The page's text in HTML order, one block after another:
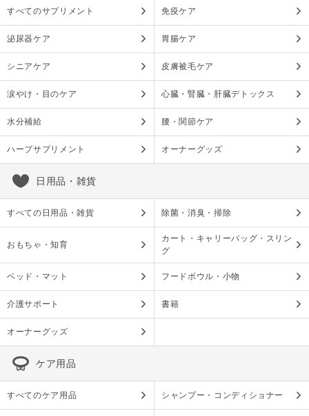
すべてのサプリメント 免疫ケア
泌尿器ケア 胃腸ケア
シニアケア 皮膚被毛ケア
涙やけ・目のケア 心臓・腎臓・肝臓デトックス
水分補給 腰・関節ケア
ハーブサプリメント オーナーグッズ
日用品・雑貨
すべての日用品・雑貨 除菌・消臭・掃除
おもちゃ・知育
カート・キャリーバッグ・スリン
グ
ベッド・マット フードボウル・小物
介護サポート 書籍
オーナーグッズ
ケア用品
すべてのケア用品 シャンプー・コンディショナー